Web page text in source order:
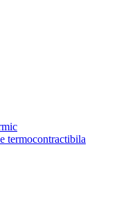
termocontractibila